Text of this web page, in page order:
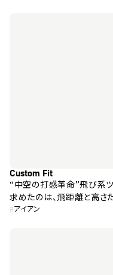
Custom Fit
“中空の打感革命”飛び系ツアー
求めたのは、飛距離と高さ
#アイアン